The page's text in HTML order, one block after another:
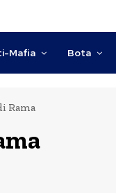
Mafia Bota
Rama